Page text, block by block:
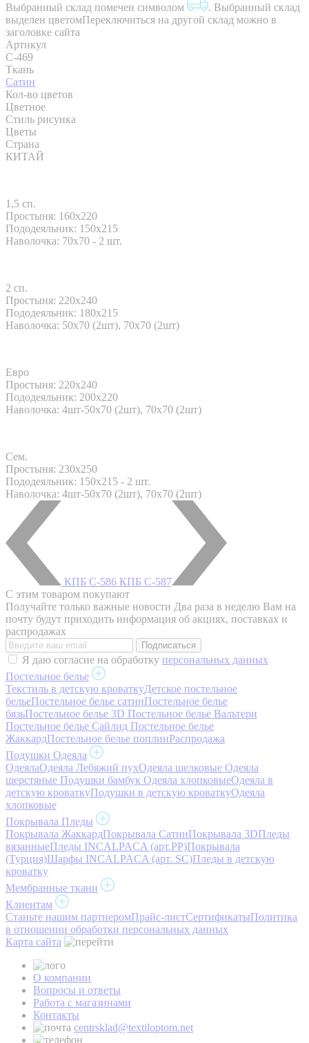
Выбранный склад помечен символом . Выбранный склад
выделен цветомПереключиться на другой склад можно в
заголовке сайта
Артикул
C-469
Ткань
Сатин
Кол-во цветов
Цветное
Стиль рисунка
Цветы
Страна
КИТАЙ
1,5 сп.
Простыня: 160x220
Пододеяльник: 150x215
Наволочка: 70x70 - 2 шт.
2 сп.
Простыня: 220x240
Пододеяльник: 180x215
Наволочка: 50х70 (2шт), 70х70 (2шт)
Евро
Простыня: 220x240
Пододеяльник: 200x220
Наволочка: 4шт-50х70 (2шт), 70х70 (2шт)
Сем.
Простыня: 230x250
Пододеяльник: 150x215 - 2 шт.
Наволочка: 4шт-50х70 (2шт), 70х70 (2шт)
КПБ С-586 КПБ С-587
С этим товаром покупают
Получайте только важные новости Два раза в неделю Вам на
почту будут приходить информация об акциях, поставках и
распродажах
Я даю согласие на обработку персональных данных
Постельное белье
Текстиль в детскую кроваткуДетское постельное
бельеПостельное белье сатинПостельное белье
бязьПостельное белье 3D Постельное белье Вальтери
Постельное белье Сайлид Постельное белье
ЖаккардПостельное белье поплинРаспродажа
Подушки Одеяла
ОдеялаОдеяла Лебяжий пухОдеяла шелковые Одеяла
шерстяные Подушки бамбук Одеяла хлопковыеОдеяла в
детскую кроваткуПодушки в детскую кроваткуОдеяла
хлопковые
Покрывала Пледы
Покрывала ЖаккардПокрывала СатинПокрывала 3DПледы
вязанныеПледы INCALPACA (арт.PP)Покрывала
(Турция)Шарфы INCALPACA (арт. SC)Пледы в детскую
кроватку
Мембранные ткани
Клиентам
Станьте нашим партнеромПрайс-листСертификатыПолитика
в отношении обработки персональных данных
Карта сайта
О компании
Вопросы и ответы
Работа с магазинами
Контакты
centrsklad@textiloptom.net